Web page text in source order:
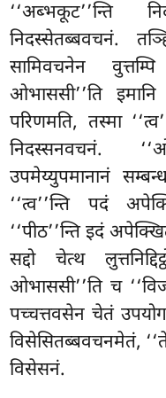
‘‘अब्भकूट’’न्ति
निदस्सेतब्बवचनं.
सामिवचनेन
ओभाससी’’ति
परिणमति, तस्मा
निदस्सनवचनं.
उपमेय्युपमानानं
‘‘त्व’’न्ति पदं
‘‘पीठ’’न्ति इदं
सद्दो चेत्थ
ओभाससी’’ति च
पच्चत्तवसेन चेतं
विसेसितब्बवचनमेतं,
विसेसनं.